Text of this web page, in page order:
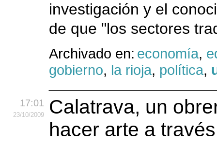
investigación y el
de que "los sectores
Archivado en: economía,
gobierno, la rioja, política,
17:01
23/10/2009
Calatrava, un
hacer arte a